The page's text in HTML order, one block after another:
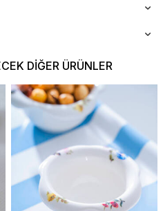
DIĞER ÜRÜNLER